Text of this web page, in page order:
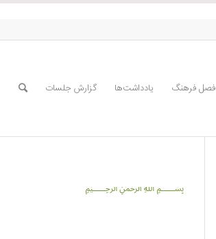
فصل فرهنگ یادداشت‌ها گزارش جلسات
﷽